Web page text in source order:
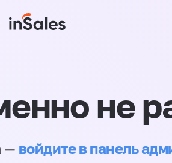
не
— войдите в панель